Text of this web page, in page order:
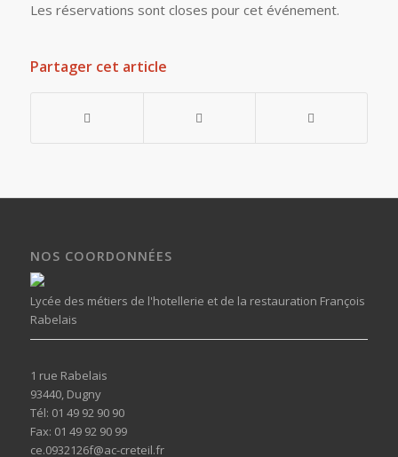
Les réservations sont closes pour cet événement.
Partager cet article
NOS COORDONNÉES
Lycée des métiers de l'hotellerie et de la restauration François
Rabelais
1 rue Rabelais
93440, Dugny
Tél: 01 49 92 90 90
Fax: 01 49 92 90 99
ce.0932126f@ac-creteil.fr